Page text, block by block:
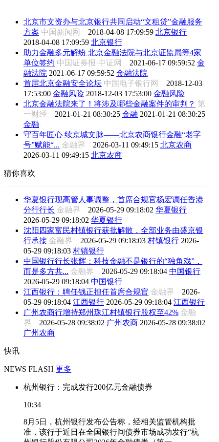
北京市文资办与北京银行共同启动“文租贷”金融服务
方案 中国新闻网 2018-04-08 17:09:59 北京银行
2018-04-08 17:09:59 北京银行
助力金融多元解纷 北京金融法院与北京证监局等4家
单位签约 中国证券报·中证网 2021-06-17 09:59:52 金
融法院 2021-06-17 09:59:52 金融法院
首届北京金融安全论坛 中国电子银行网 2018-12-03
17:53:00 金融风险 2018-12-03 17:53:00 金融风险
北京金融法院来了！将涉及哪些金融案件的审判？ 第
一财经 2021-01-21 08:30:25 金融 2021-01-21 08:30:25
金融
守百年匠心 续京城文脉——北京农商银行金融“老字
号”赋能“... 金融界 2026-03-11 09:49:15 北京农商
2026-03-11 09:49:15 北京农商
猜你喜欢
华夏银行现高管人事调整，首席合规官杨宏调任香港
分行行长 金融界 2026-05-29 09:18:02 华夏银行
2026-05-29 09:18:02 华夏银行
沈阳四家富民村镇银行获批解散，全部业务由盛京银
行承接 金融界 2026-05-29 09:18:03 村镇银行 2026-
05-29 09:18:03 村镇银行
中国银行行长张辉：科技金融不是银行的“独角戏”，
而是多方共... 金融界 2026-05-29 09:18:04 中国银行
2026-05-29 09:18:04 中国银行
江西银行：聘任钱正担任首席合规官 金融界 2026-
05-29 09:18:04 江西银行 2026-05-29 09:18:04 江西银行
广州农商行增持郑州珠江村镇银行股权至42% 金融
界 2026-05-28 09:38:02 广州农商 2026-05-28 09:38:02
广州农商
快讯
NEWS FLASH 更多
杭州银行：完成发行200亿元金融债券
10:34
8月5日，杭州银行发布公告称，经相关监管机构批
准，该行于近日在全国银行间债券市场成功发行“杭